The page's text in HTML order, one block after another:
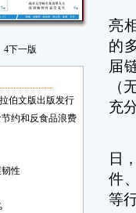
4下一版
伯文版出版发行
约和反食品浪费
性
亮
的
届
（
充
日
件
等